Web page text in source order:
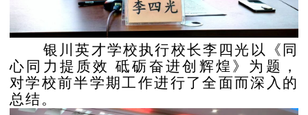
银川英才学校执行校长李四光以《同
心同力提质效 砥砺奋进创辉煌》为题，
对学校前半学期工作进行了全面而深入的
总结。